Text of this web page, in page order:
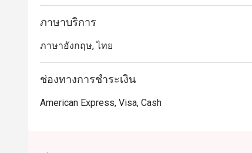
Bar คือประตูสู่เสน่ห์ของกรุงเทพ ผสมผสานความห
ภาษาบริการ
ภาษาอังกฤษ, ไทย
ช่องทางการชำระเงิน
American Express, Visa, Cash